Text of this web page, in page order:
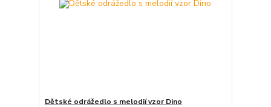
Dětské odrážedlo s melodií vzor Dino